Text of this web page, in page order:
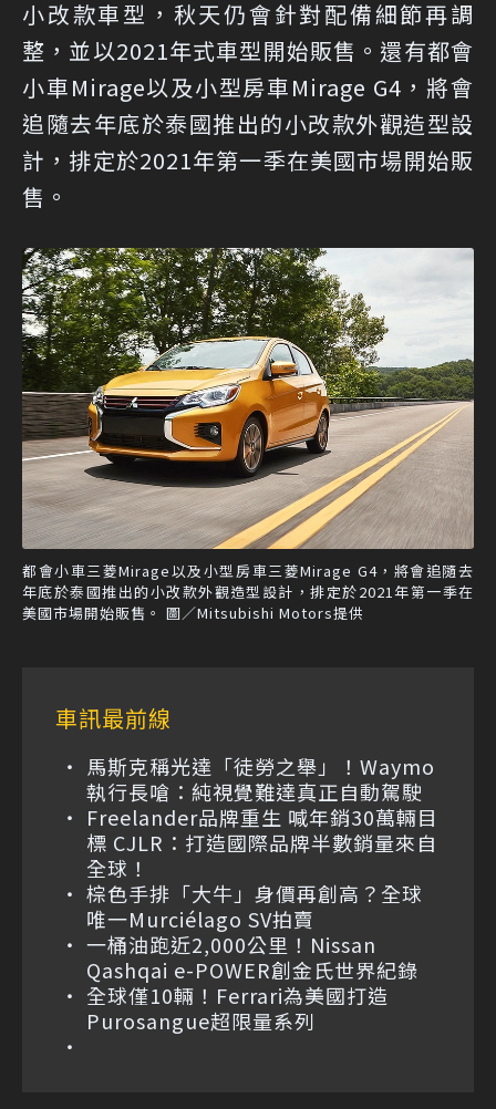
小改款車型，秋天仍會針對配備細節再調
整，並以2021年式車型開始販售。還有都會
小車Mirage以及小型房車Mirage G4，將會
追隨去年底於泰國推出的小改款外觀造型設
計，排定於2021年第一季在美國市場開始販
售。
都會小車三菱Mirage以及小型房車三菱Mirage G4，將會追隨去
年底於泰國推出的小改款外觀造型設計，排定於2021年第一季在
美國市場開始販售。 圖／Mitsubishi Motors提供
車訊最前線
馬斯克稱光達「徒勞之舉」！Waymo
執行長嗆：純視覺難達真正自動駕駛
Freelander品牌重生 喊年銷30萬輛目
標 CJLR：打造國際品牌半數銷量來自
全球！
棕色手排「大牛」身價再創高？全球
唯一Murciélago SV拍賣
一桶油跑近2,000公里！Nissan
Qashqai e-POWER創金氏世界紀錄
全球僅10輛！Ferrari為美國打造
Purosangue超限量系列